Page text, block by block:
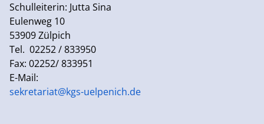
Schulleiterin: Jutta Sina
Eulenweg 10
53909 Zülpich
Tel. 02252 / 833950
Fax: 02252/ 833951
E-Mail:
sekretariat@kgs-uelpenich.de